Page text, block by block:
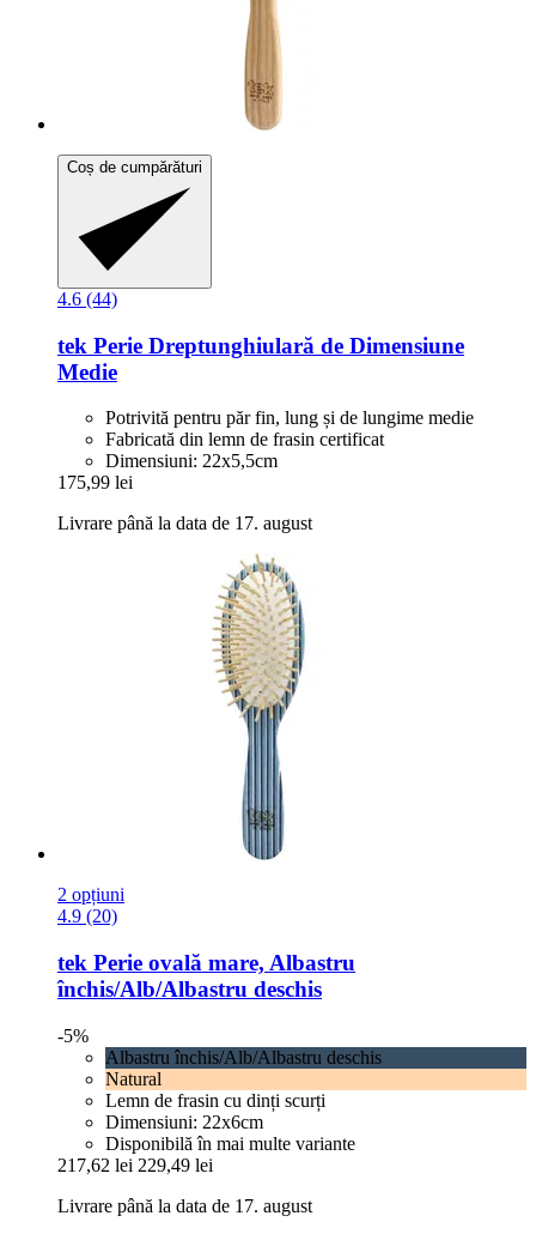
Coș de cumpărături
4.6 (44)
tek Perie Dreptunghiulară de Dimensiune
Medie
Potrivită pentru păr fin, lung și de lungime medie
Fabricată din lemn de frasin certificat
Dimensiuni: 22x5,5cm
175,99 lei
Livrare până la data de 17. august
2 opțiuni
4.9 (20)
tek Perie ovală mare, Albastru
închis/Alb/Albastru deschis
-5%
Albastru închis/Alb/Albastru deschis
Natural
Lemn de frasin cu dinți scurți
Dimensiuni: 22x6cm
Disponibilă în mai multe variante
217,62 lei 229,49 lei
Livrare până la data de 17. august